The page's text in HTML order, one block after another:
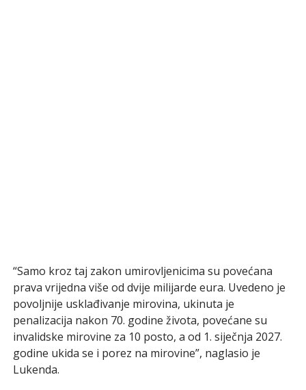
“Samo kroz taj zakon umirovljenicima su povećana
prava vrijedna više od dvije milijarde eura. Uvedeno je
povoljnije usklađivanje mirovina, ukinuta je
penalizacija nakon 70. godine života, povećane su
invalidske mirovine za 10 posto, a od 1. siječnja 2027.
godine ukida se i porez na mirovine”, naglasio je
Lukenda.